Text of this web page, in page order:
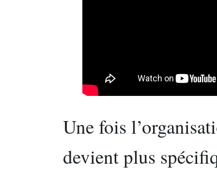
Une fois
devient plus